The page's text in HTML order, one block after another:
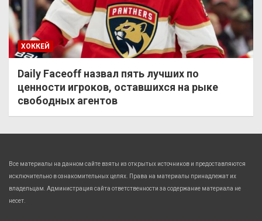
ХОККЕЙ
Daily Faceoff назвал пять лучших по
ценности игроков, оставшихся на рыке
свободных агентов
Все материалы на данном сайте взяты из открытых источников и предоставляются
исключительно в ознакомительных целях. Права на материалы принадлежат их
владельцам. Администрация сайта ответственности за содержание материала не
несет.